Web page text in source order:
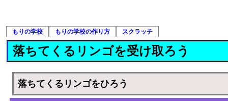
もりの学校 もりの学校の作り方 スクラッチ
落ちてくるリンゴを受け取ろう
落ちてくるリンゴをひろう